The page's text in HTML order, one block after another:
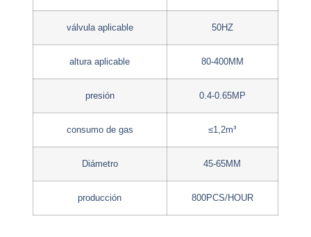
válvula aplicable 50HZ
altura aplicable 80-400MM
presión 0.4-0.65MP
consumo de gas ≤1,2m³
Diámetro 45-65MM
producción 800PCS/HOUR